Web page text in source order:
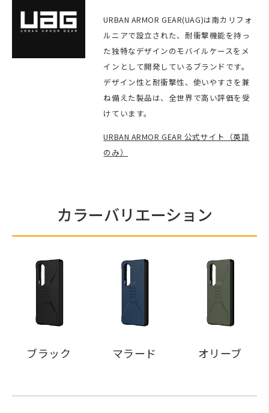
URBAN ARMOR GEAR(UAG)は南カリフォ
ルニアで設立された、耐衝撃機能を持っ
た独特なデザインのモバイルケースをメ
インとして開発しているブランドです。
デザイン性と耐衝撃性、使いやすさを兼
ね備えた製品は、全世界で高い評価を受
けています。
URBAN ARMOR GEAR 公式サイト（英語
のみ）
カラーバリエーション
ブラック マラード オリーブ